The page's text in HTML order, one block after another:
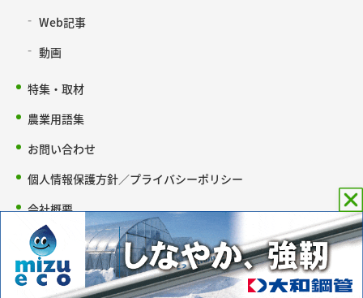
Web記事
動画
特集・取材
農業用語集
お問い合わせ
個人情報保護方針／プライバシーポリシー
会社概要
copyright © 2005-2026 農材ドットコム all Rights Reserved.